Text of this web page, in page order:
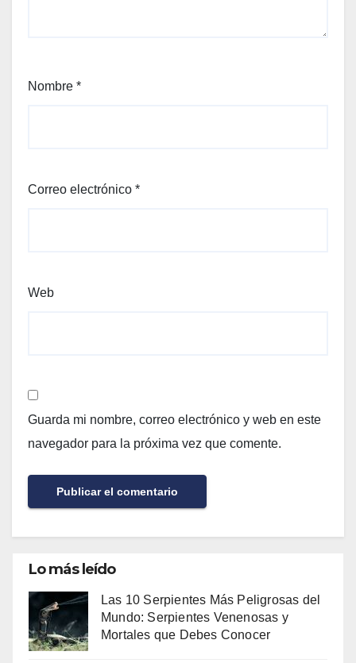
Nombre *
Correo electrónico *
Web
Guarda mi nombre, correo electrónico y web en este
navegador para la próxima vez que comente.
Lo más leído
Las 10 Serpientes Más Peligrosas del
Mundo: Serpientes Venenosas y
Mortales que Debes Conocer